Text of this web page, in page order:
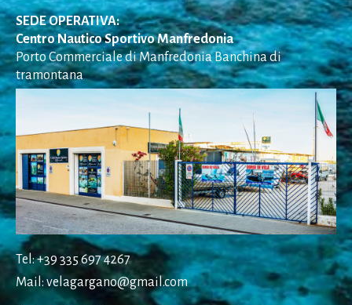
SEDE OPERATIVA:
Centro Nautico Sportivo Manfredonia
Porto Commerciale di Manfredonia Banchina di
tramontana
Tel: +39 335 697 4267
Mail: velagargano@gmail.com